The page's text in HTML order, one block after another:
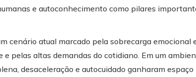
e autoconhecimento como pilares
cenário atual marcado pela sobrecarga emocional
pelas altas demandas do cotidiano. Em um
desaceleração e autocuidado ganharam